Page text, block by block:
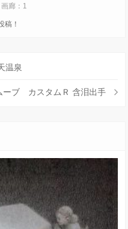
画廊：1
稿！
温泉
ブ カスタムＲ 含泪出手